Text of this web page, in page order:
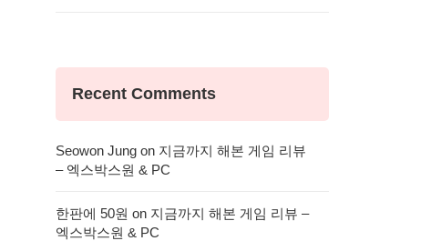
Recent Comments
Seowon Jung on 지금까지 해본 게임 리뷰
– 엑스박스원 & PC
한판에 50원 on 지금까지 해본 게임 리뷰 –
엑스박스원 & PC